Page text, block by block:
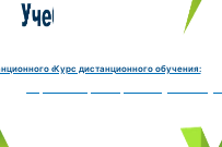
обучения:
Курс дистанционного обучения: